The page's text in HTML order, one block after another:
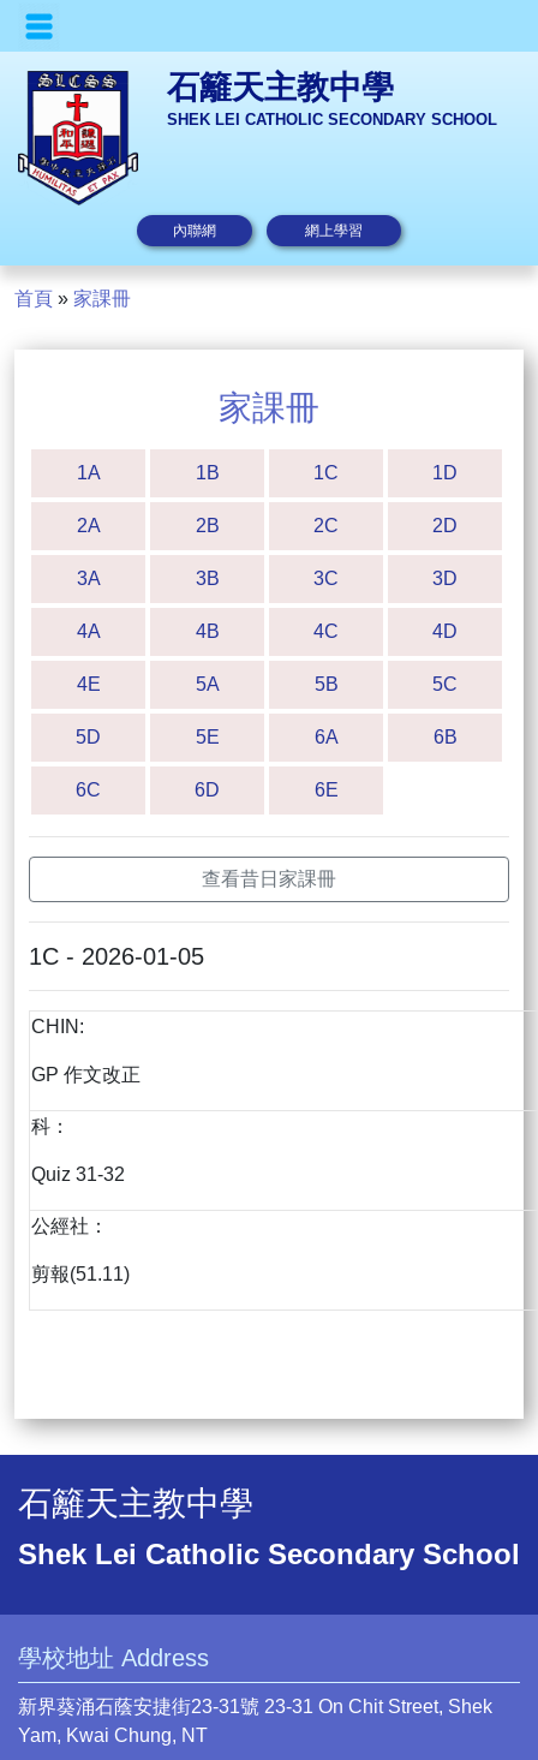
石籬天主教中學
SHEK LEI CATHOLIC SECONDARY SCHOOL
內聯網 網上學習
首頁 » 家課冊
家課冊
1A 1B 1C 1D
2A 2B 2C 2D
3A 3B 3C 3D
4A 4B 4C 4D
4E 5A 5B 5C
5D 5E 6A 6B
6C 6D 6E
查看昔日家課冊
1C - 2026-01-05
CHIN:
GP 作文改正
科：
Quiz 31-32
公經社：
剪報(51.11)
石籬天主教中學
Shek Lei Catholic Secondary School
學校地址 Address
新界葵涌石蔭安捷街23-31號 23-31 On Chit Street, Shek
Yam, Kwai Chung, NT